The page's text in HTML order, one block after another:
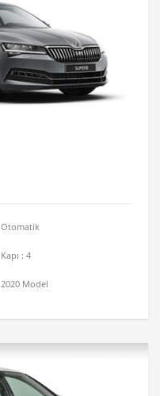
Otomatik
Kapı : 4
2020 Model